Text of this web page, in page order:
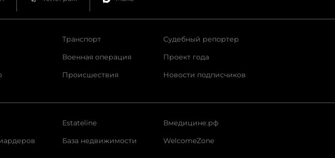
Транспорт
Военная операция
Происшествия
Судебный репортер
Проект года
Новости подписчиков
Estateline
База недвижимости
Вмедицине.рф
WelcomeZone